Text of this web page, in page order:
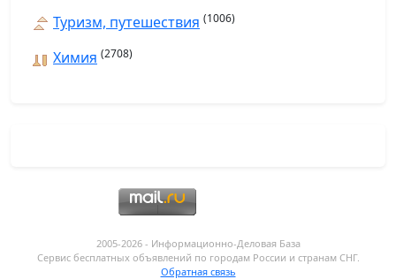
Туризм, путешествия (1006)
Химия (2708)
2005-2026 - Информационнo-Деловая База
Сервис бесплатных объявлений по городам России и странам СНГ.
Обратная связь